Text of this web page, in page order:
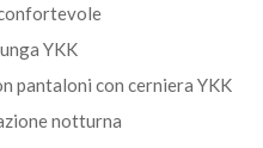
YKK
pantaloni con cerniera YKK
notturna